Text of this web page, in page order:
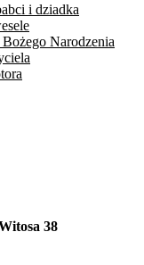
i dziadka
Narodzenia
38